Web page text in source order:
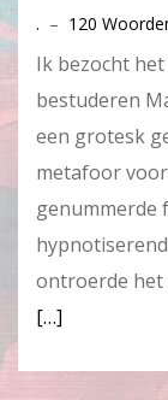
. – 120
Ik bezocht
bestuderen
een grotesk
metafoor
genummerde
ontroerde het
[…]